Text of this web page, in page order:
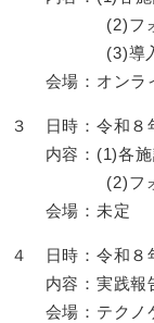
(2)フォー
(3)導入研
会場：オンラ
３ 日時：令和８
内容：(1)各施
(2)フォー
会場：未定
４ 日時：令和８
内容：実践報
会場：テクノケ